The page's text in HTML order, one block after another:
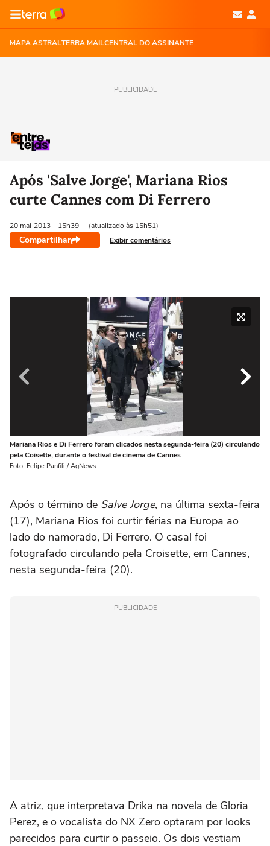
MAPA ASTRALTERRA MAILCENTRAL DO ASSINANTE
PUBLICIDADE
Após 'Salve Jorge', Mariana Rios
curte Cannes com Di Ferrero
20 mai 2013 - 15h39 (atualizado às 15h51)
Compartilhar Exibir comentários
Mariana Rios e Di Ferrero foram clicados nesta segunda-feira (20) circulando
pela Coisette, durante o festival de cinema de Cannes
Foto: Felipe Panfili / AgNews
Após o término de Salve Jorge, na última sexta-feira
(17), Mariana Rios foi curtir férias na Europa ao
lado do namorado, Di Ferrero. O casal foi
fotografado circulando pela Croisette, em Cannes,
nesta segunda-feira (20).
PUBLICIDADE
A atriz, que interpretava Drika na novela de Gloria
Perez, e o vocalista do NX Zero optaram por looks
parecidos para curtir o passeio. Os dois vestiam